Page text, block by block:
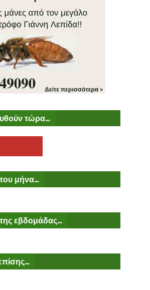
τώρα...
μήνα...
εβδομάδας...